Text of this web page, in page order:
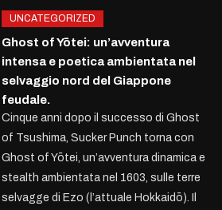
UNCATEGORIZED
Ghost of Yōtei: un’avventura
intensa e poetica ambientata nel
selvaggio nord del Giappone
feudale.
Cinque anni dopo il successo di Ghost
of Tsushima, Sucker Punch torna con
Ghost of Yōtei, un’avventura dinamica e
stealth ambientata nel 1603, sulle terre
selvagge di Ezo (l’attuale Hokkaidō). Il